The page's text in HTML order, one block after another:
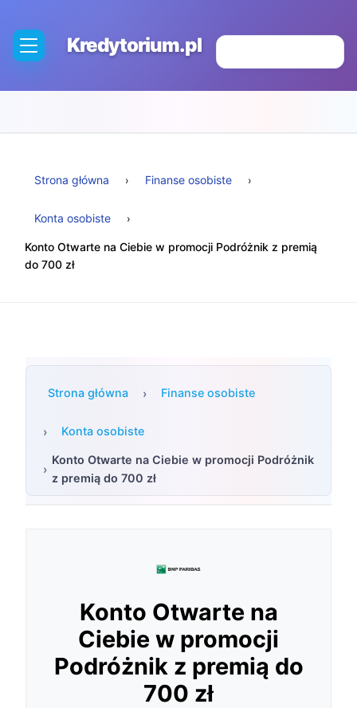
Kredytorium.pl
Strona główna Finanse osobiste
Konta osobiste
Konto Otwarte na Ciebie w promocji Podróżnik z premią
do 700 zł
Strona główna Finanse osobiste
Konta osobiste
Konto Otwarte na Ciebie w promocji Podróżnik
z premią do 700 zł
Konto Otwarte na
Ciebie w promocji
Podróżnik z premią do
700 zł